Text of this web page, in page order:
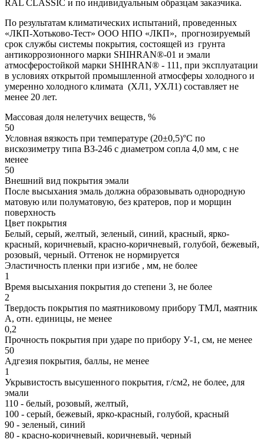
RAL CLASSIC и по индивидуальным образцам заказчика.
По результатам климатических испытаний, проведенных
«ЛКП-Хотьково-Тест» ООО НПО «ЛКП», прогнозируемый
срок службы системы покрытия, состоящей из грунта
антикоррозионного марки SHIHRAN®-01 и эмали
атмосферостойкой марки SHIHRAN® - 111, при эксплуатации
в условиях открытой промышленной атмосферы холодного и
умеренно холодного климата (ХЛ1, УХЛ1) составляет не
менее 20 лет.
Массовая доля нелетучих веществ, %
50
Условная вязкость при температуре (20±0,5)°С по
вискозиметру типа ВЗ-246 с диаметром сопла 4,0 мм, с не
менее
50
Внешний вид покрытия эмали
После высыхания эмаль должна образовывать однородную
матовую или полуматовую, без кратеров, пор и морщин
поверхность
Цвет покрытия
Белый, серый, желтый, зеленый, синий, красный, ярко-
красный, коричневый, красно-коричневый, голубой, бежевый,
розовый, черный. Оттенок не нормируется
Эластичность пленки при изгибе , мм, не более
1
Время высыхания покрытия до степени 3, не более
2
Твердость покрытия по маятниковому прибору ТМЛ, маятник
А, отн. единицы, не менее
0,2
Прочность покрытия при ударе по прибору У-1, см, не менее
50
Адгезия покрытия, баллы, не менее
1
Укрывистость высушенного покрытия, г/см2, не более, для
эмали
110 - белый, розовый, желтый,
100 - серый, бежевый, ярко-красный, голубой, красный
90 - зеленый, синий
80 - красно-коричневый, коричневый, черный